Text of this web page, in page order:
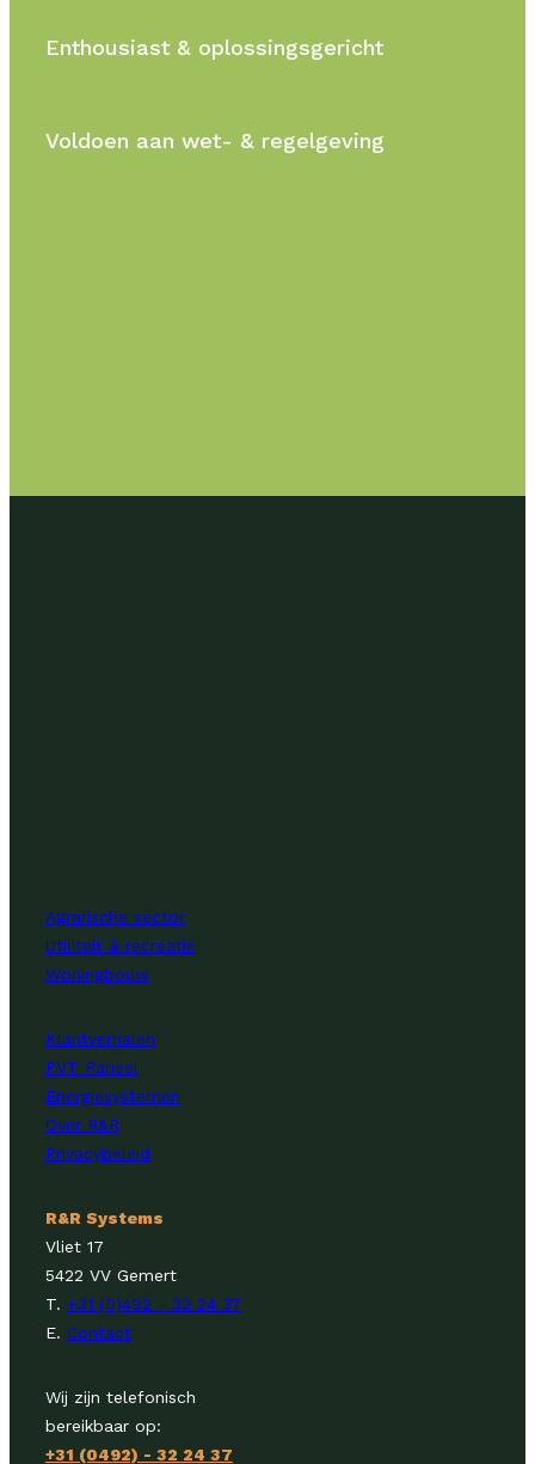
Enthousiast & oplossingsgericht
Voldoen aan wet- & regelgeving
Agrarische sector
Utiliteit & recreatie
Woningbouw
Klantverhalen
PVT Paneel
Energiesystemen
Over R&R
Privacybeleid
R&R Systems
Vliet 17
5422 VV Gemert
T. +31 (0)492 - 32 24 37
E. Contact
Wij zijn telefonisch
bereikbaar op:
+31 (0492) - 32 24 37